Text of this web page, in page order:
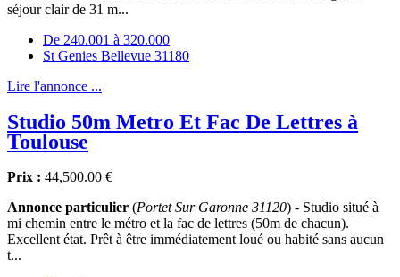
séjour clair de 31 m...
De 240.001 à 320.000
St Genies Bellevue 31180
Lire l'annonce ...
Studio 50m Metro Et Fac De Lettres à
Toulouse
Prix : 44,500.00 €
Annonce particulier (Portet Sur Garonne 31120) - Studio situé à
mi chemin entre le métro et la fac de lettres (50m de chacun).
Excellent état. Prêt à être immédiatement loué ou habité sans aucun
t...